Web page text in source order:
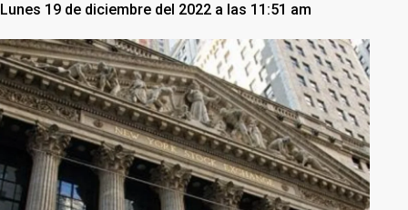
Lunes 19 de diciembre del 2022 a las 11:51 am